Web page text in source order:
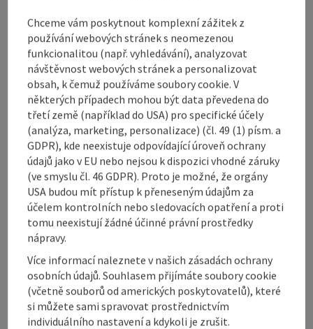
Způsobilost
Bezbariérovost
Označit příspěvek
přejít na poznámky
Vytvořit PDF
Vytisknout
příspěvek
V okolí
powered byTOURDATA
Chceme vám poskytnout komplexní zážitek z
používání webových stránek s neomezenou
funkcionalitou (např. vyhledávání), analyzovat
návštěvnost webových stránek a personalizovat
obsah, k čemuž používáme soubory cookie. V
některých případech mohou být data převedena do
třetí země (například do USA) pro specifické účely
(analýza, marketing, personalizace) (čl. 49 (1) písm. a
GDPR), kde neexistuje odpovídající úroveň ochrany
údajů jako v EU nebo nejsou k dispozici vhodné záruky
(ve smyslu čl. 46 GDPR). Proto je možné, že orgány
USA budou mít přístup k přeneseným údajům za
účelem kontrolních nebo sledovacích opatření a proti
tomu neexistují žádné účinné právní prostředky
nápravy.
Více informací naleznete v našich zásadách ochrany
osobních údajů. Souhlasem přijímáte soubory cookie
(včetně souborů od amerických poskytovatelů), které
si můžete sami spravovat prostřednictvím
individuálního nastavení a kdykoli je zrušit.